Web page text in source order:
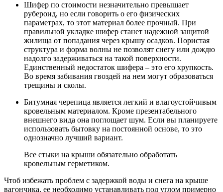
Шифер по стоимости незначительно превышает
рубероид, но если говорить о его физических
параметрах, то этот материал более прочный. При
правильной укладке шифер станет надежной защитой
жилища от попадания через крышу осадков. Пористая
структура и форма волны не позволят снегу или дождю
надолго задерживаться на такой поверхности.
Единственный недостаток шифера – это его хрупкость.
Во время забивания гвоздей на нем могут образоваться
трещины и сколы.
Битумная черепица является легкий и влагоустойчивым
кровельным материалом. Кроме презентабельного
внешнего вида она поглощает шум. Если вы планируете
использовать бытовку на постоянной основе, то это
однозначно лучший вариант.
Все стыки на крыши обязательно обработать
кровельным герметиком.
Чтоб избежать проблем с задержкой воды и снега на крыше
вагончика, ее необходимо устанавливать под углом примерно